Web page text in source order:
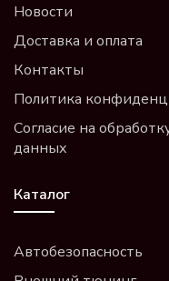
Новости
Доставка и оплата
Контакты
Политика
Согласие на
данных
Каталог
Автобезопасность